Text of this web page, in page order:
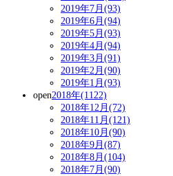
2019年7月(93)
2019年6月(94)
2019年5月(93)
2019年4月(94)
2019年3月(91)
2019年2月(90)
2019年1月(93)
open2018年(1122)
2018年12月(72)
2018年11月(121)
2018年10月(90)
2018年9月(87)
2018年8月(104)
2018年7月(90)